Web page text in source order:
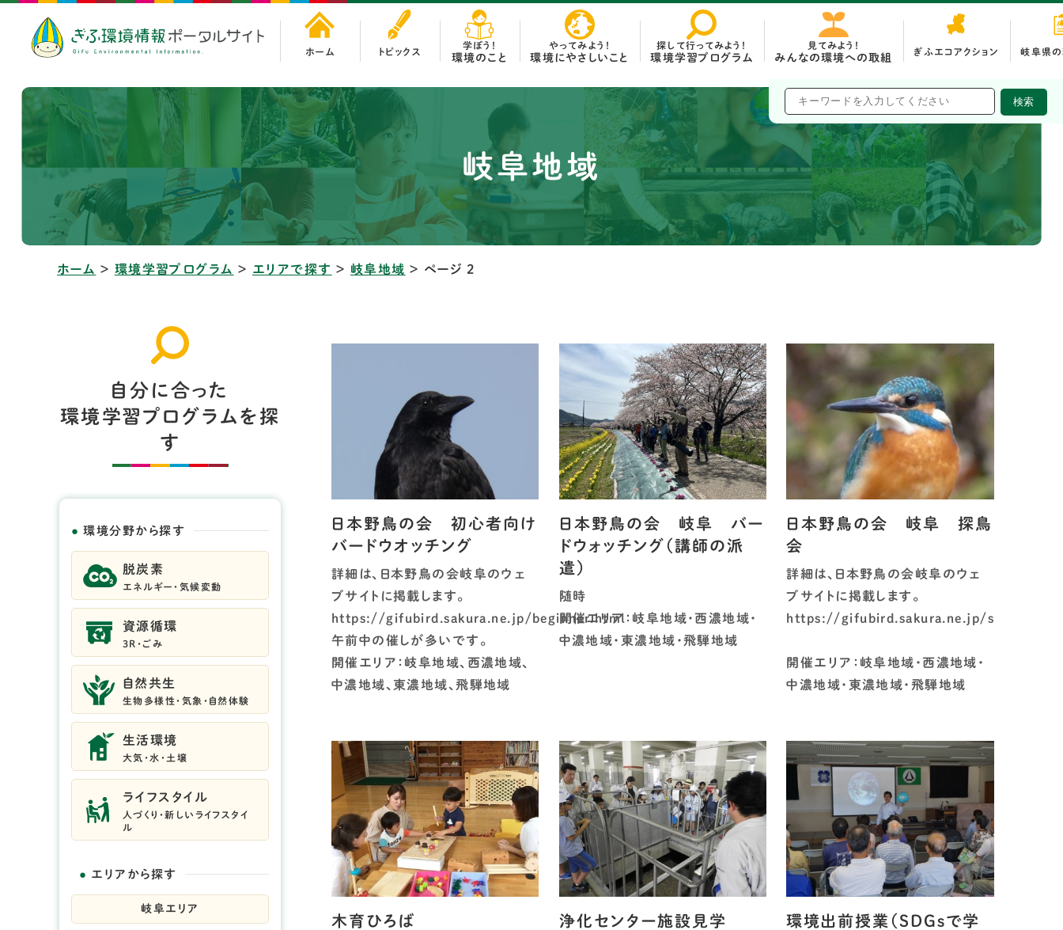
ホーム トピックス
学ぼう！
環境のこと
小学生・中学生向け学習教材
高校生向け学習教材
一般・先生向け学習教材
テーマ別資料
環境教育推進員
やってみよう！
環境にやさしいこと
おうちの中で
お買い物で
お出かけで
地域や学校で
探して行ってみよう！
環境学習プログラム
見てみよう！
みんなの環境への取組
市町村の取組
企業の取組
環境活動団体の取組
関連リンク
ぎふエコアクション 岐阜県
検索
岐阜地域
ホーム ＞ 環境学習プログラム ＞ エリアで探す ＞ 岐阜地域 ＞ ページ 2
日本野鳥の会 初心者向け
バードウオッチング
詳細は、日本野鳥の会岐阜のウェ
ブサイトに掲載します。
https://gifubird.sakura.ne.jp/beginner.html
午前中の催しが多いです。
開催エリア：岐阜地域、西濃地域、
中濃地域、東濃地域、飛騨地域
日本野鳥の会 岐阜 バー
ドウォッチング（講師の派
遣）
随時
開催エリア：岐阜地域・西濃地域・
中濃地域・東濃地域・飛騨地域
日本野鳥の会 岐阜 探鳥
会
詳細は、日本野鳥の会岐阜のウェ
ブサイトに掲載します。
https://gifubird.sakura.ne.jp/
開催エリア：岐阜地域・西濃地域・
中濃地域・東濃地域・飛騨地域
木育ひろば 浄化センター施設見学 環境出前授業（SDGsで学
自分に合った
環境学習プログラムを探
す
環境分野から探す
脱炭素
エネルギー・気候変動
資源循環
3R・ごみ
自然共生
生物多様性・気象・自然体験
生活環境
大気・水・土壌
ライフスタイル
人づくり・新しいライフスタイ
ル
エリアから探す
岐阜エリア